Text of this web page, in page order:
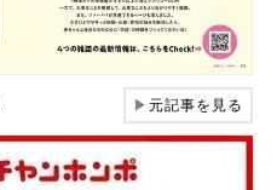
▶元記事を見る